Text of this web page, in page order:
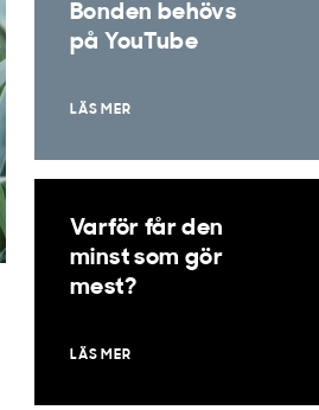
Bonden behövs
på YouTube
LÄS MER
Varför får den
minst som gör
mest?
LÄS MER